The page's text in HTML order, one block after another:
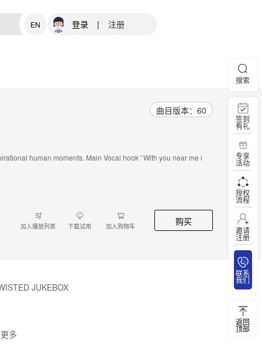
EN 登录 | 注册
曲目版本：60
human moments. Main Vocal hook ' With you near me i
加入播放列表 下载试用 加入购物车 购买
JUKEBOX
多
搜索
签到
有礼
专享
活动
授权
流程
邀请
注册
联系
我们
返回
顶部